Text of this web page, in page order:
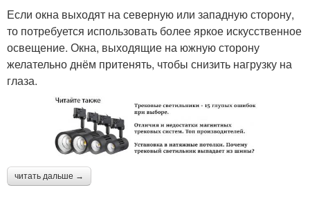
Если окна выходят на северную или западную сторону,
то потребуется использовать более яркое искусственное
освещение. Окна, выходящие на южную сторону
желательно днём притенять, чтобы снизить нагрузку на
глаза.
читать дальше →